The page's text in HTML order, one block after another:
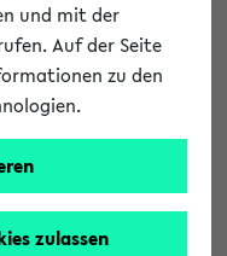
der nächsten 2
werden nur Termine,
und nicht
Semester.
kann nur
und mit der
Auf der Seite
zu den
zulassen